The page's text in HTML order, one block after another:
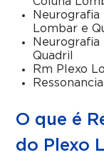
Neurografia
Lombar e
Neurografia
Quadril
Rm Plexo
O que é
do Plexo